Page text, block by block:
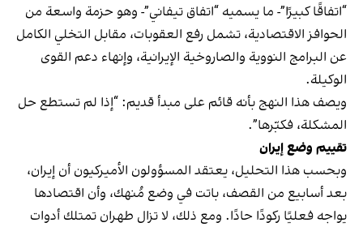
“اتفاقًا كبيرًا”- ما يسميه “اتفاق تيفاني”- وهو حزمة واسعة من
الحوافز الاقتصادية، تشمل رفع العقوبات، مقابل التخلي الكامل
عن البرامج النووية والصاروخية الإيرانية، وإنهاء دعم القوى
الوكيلة.
ويصف هذا النهج بأنه قائم على مبدأ قديم: “إذا لم تستطع حل
المشكلة، فكبّرها”.
تقييم وضع إيران
وبحسب هذا التحليل، يعتقد المسؤولون الأميركيون أن إيران،
بعد أسابيع من القصف، باتت في وضع مُنهك، وأن اقتصادها
يواجه فعليًا ركودًا حادًا. ومع ذلك، لا تزال طهران تمتلك أدوات